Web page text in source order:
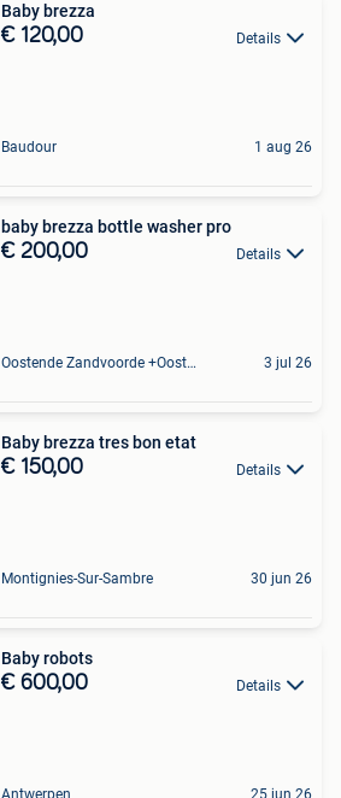
Baby brezza
€ 120,00 Details
Baudour 1 aug 26
baby brezza bottle washer pro
€ 200,00 Details
Oostende Zandvoorde +Oostende 3 jul 26
Baby brezza tres bon etat
€ 150,00 Details
Montignies-Sur-Sambre 30 jun 26
Baby robots
€ 600,00 Details